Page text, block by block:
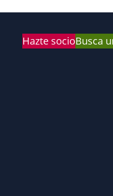
Hazte socioBusca